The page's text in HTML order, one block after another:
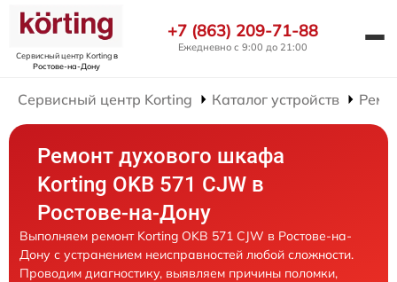
Сервисный центр Kortingв
Ростове-на-Дону
+7 (863) 209-71-88
Ежедневно с 9:00 до 21:00
Сервисный центр Korting Каталог устройств
Ремонт духового шкафа
Korting OKB 571 CJW в
Ростове-на-Дону
Выполняем ремонт Korting OKB 571 CJW в Ростове-на-
Дону с устранением неисправностей любой сложности.
Проводим диагностику, выявляем причины поломки,